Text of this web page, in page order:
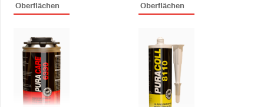
Oberflächen
Oberflächen